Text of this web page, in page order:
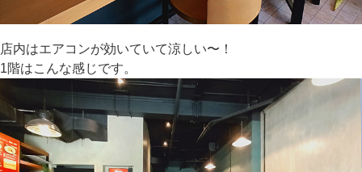
店内はエアコンが効いていて涼しい〜！
1階はこんな感じです。